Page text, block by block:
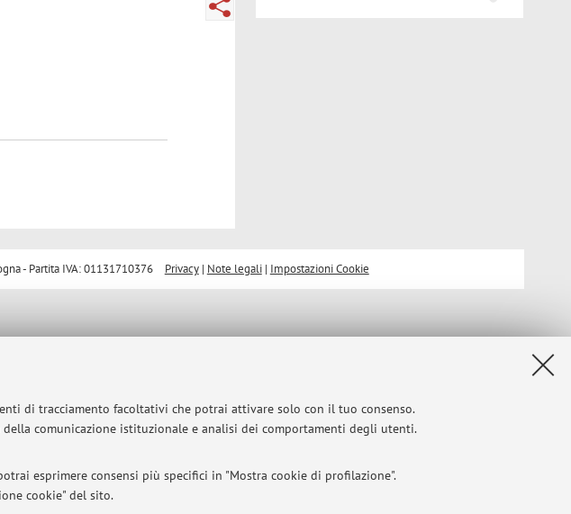
di tracciamento facoltativi che potrai attivare solo con il tuo consenso.
comunicazione istituzionale e analisi dei comportamenti degli utenti.
esprimere consensi più specifici in "Mostra cookie di profilazione".
cookie" del sito.
- Partita IVA: 01131710376 Privacy| Note legali| Impostazioni Cookie